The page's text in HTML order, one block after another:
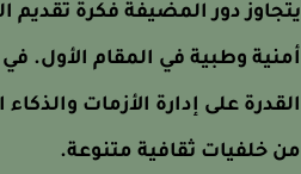
دور المضيفة فكرة تقديم
وطبية في المقام الأول. في
على إدارة الأزمات والذكاء
خلفيات ثقافية متنوعة.